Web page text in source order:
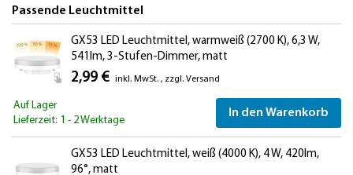
Passende Leuchtmittel
GX53 LED Leuchtmittel, warmweiß (2700 K), 6,3 W,
541lm, 3-Stufen-Dimmer, matt
2,99 € inkl. MwSt. , zzgl. Versand
Auf Lager
Lieferzeit: 1 - 2 Werktage
In den Warenkorb
GX53 LED Leuchtmittel, weiß (4000 K), 4 W, 420lm,
96°, matt